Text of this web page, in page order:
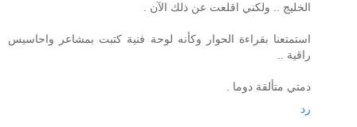
الخليج .. ولكني اقلعت عن ذلك الآن .
استمتعنا بقراءة الحوار وكأنه لوحة فنية كتبت بمشاعر واحاسيس
راقية ..
دمتي متألقة دوما .
رد